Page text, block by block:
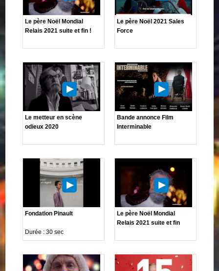
Le père Noël Mondial
Relais 2021 suite et fin !
Le père Noël 2021 Sales
Force
Le metteur en scène
odieux 2020
Bande annonce Film
Interminable
Fondation Pinault
Durée : 30 sec
Le père Noël Mondial
Relais 2021 suite et fin